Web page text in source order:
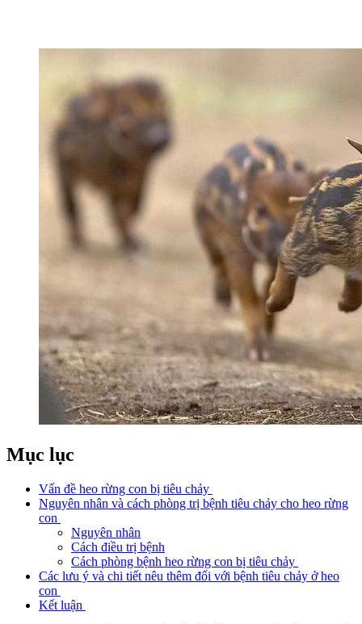
Mục lục
Vấn đề heo rừng con bị tiêu chảy
Nguyên nhân và cách phòng trị bệnh tiêu chảy cho heo rừng
con
Nguyên nhân
Cách điều trị bệnh
Cách phòng bệnh heo rừng con bị tiêu chảy
Các lưu ý và chi tiết nêu thêm đối với bệnh tiêu chảy ở heo
con
Kết luận